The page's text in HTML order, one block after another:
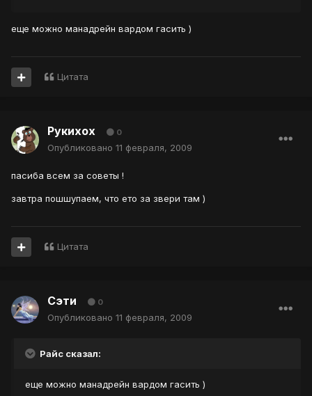
еще можно манадрейн вардом гасить )
Цитата
Рукихох 0
Опубликовано 11 февраля, 2009
пасиба всем за советы !
завтра пошшупаем, что ето за звери там )
Цитата
Сэти 0
Опубликовано 11 февраля, 2009
Райс сказал:
еще можно манадрейн вардом гасить )